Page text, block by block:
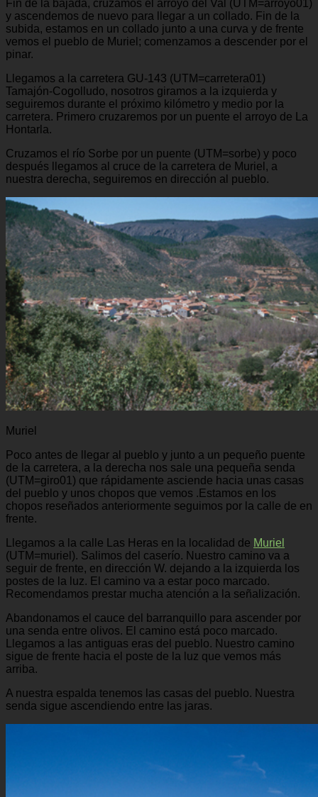
Fin de la bajada, cruzamos el arroyo del Val (UTM=arroyo01)
y ascendemos de nuevo para llegar a un collado. Fin de la
subida, estamos en un collado junto a una curva y de frente
vemos el pueblo de Muriel; comenzamos a descender por el
pinar.
Llegamos a la carretera GU-143 (UTM=carretera01)
Tamajón-Cogolludo, nosotros giramos a la izquierda y
seguiremos durante el próximo kilómetro y medio por la
carretera. Primero cruzaremos por un puente el arroyo de La
Hontarla.
Cruzamos el río Sorbe por un puente (UTM=sorbe) y poco
después llegamos al cruce de la carretera de Muriel, a
nuestra derecha, seguiremos en dirección al pueblo.
Muriel
Poco antes de llegar al pueblo y junto a un pequeño puente
de la carretera, a la derecha nos sale una pequeña senda
(UTM=giro01) que rápidamente asciende hacia unas casas
del pueblo y unos chopos que vemos .Estamos en los
chopos reseñados anteriormente seguimos por la calle de en
frente.
Llegamos a la calle Las Heras en la localidad de Muriel
(UTM=muriel). Salimos del caserío. Nuestro camino va a
seguir de frente, en dirección W. dejando a la izquierda los
postes de la luz. El camino va a estar poco marcado.
Recomendamos prestar mucha atención a la señalización.
Abandonamos el cauce del barranquillo para ascender por
una senda entre olivos. El camino está poco marcado.
Llegamos a las antiguas eras del pueblo. Nuestro camino
sigue de frente hacia el poste de la luz que vemos más
arriba.
A nuestra espalda tenemos las casas del pueblo. Nuestra
senda sigue ascendiendo entre las jaras.